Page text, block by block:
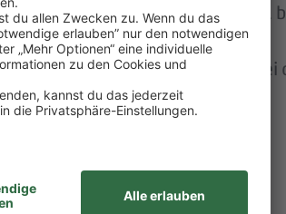
bei PENNY eine Auszeit von 1
von Betreuungspersonen bei
Deutschlands.